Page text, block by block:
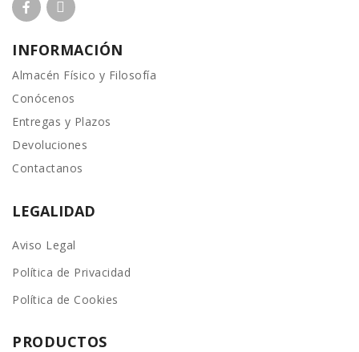
INFORMACIÓN
Almacén Físico y Filosofía
Conócenos
Entregas y Plazos
Devoluciones
Contactanos
LEGALIDAD
Aviso Legal
Política de Privacidad
Política de Cookies
PRODUCTOS